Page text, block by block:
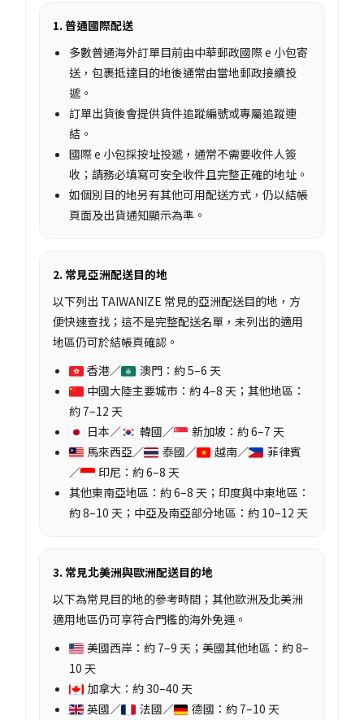
1. 普通國際配送
多數普通海外訂單目前由中華郵政國際 e 小包寄
送，包裹抵達目的地後通常由當地郵政接續投
遞。
訂單出貨後會提供貨件追蹤編號或專屬追蹤連
結。
國際 e 小包採按址投遞，通常不需要收件人簽
收；請務必填寫可安全收件且完整正確的地址。
如個別目的地另有其他可用配送方式，仍以結帳
頁面及出貨通知顯示為準。
2. 常見亞洲配送目的地
以下列出 TAIWANIZE 常見的亞洲配送目的地，方
便快速查找；這不是完整配送名單，未列出的適用
地區仍可於結帳頁確認。
香港／
澳門：約 5–6 天
中國大陸主要城市：約 4–8 天；其他地區：
約 7–12 天
日本／
韓國／
新加坡：約 6–7 天
馬來西亞／
泰國／ 越南／
菲律賓
／
印尼：約 6–8 天
其他東南亞地區：約 6–8 天；印度與中東地區：
約 8–10 天；中亞及南亞部分地區：約 10–12 天
3. 常見北美洲與歐洲配送目的地
以下為常見目的地的參考時間；其他歐洲及北美洲
適用地區仍可享符合門檻的海外免運。
美國西岸：約 7–9 天；美國其他地區：約 8–
10 天
加拿大：約 30–40 天
英國／
法國／
德國：約 7–10 天